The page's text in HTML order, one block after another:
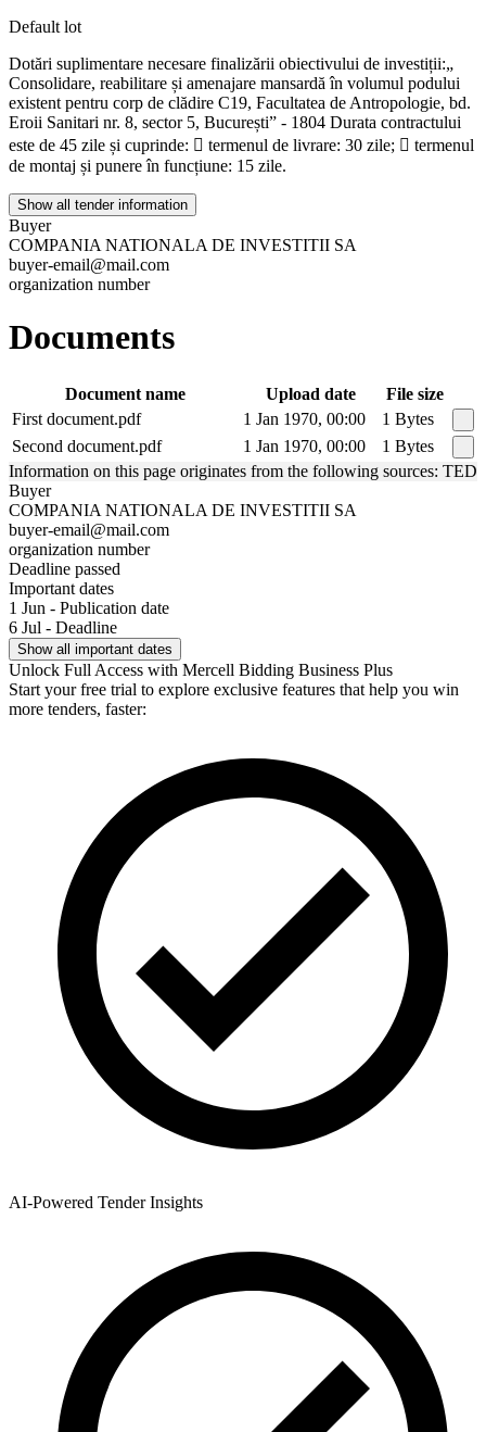
Default lot
Dotări suplimentare necesare finalizării obiectivului de investiții:„
Consolidare, reabilitare și amenajare mansardă în volumul podului
existent pentru corp de clădire C19, Facultatea de Antropologie, bd.
Eroii Sanitari nr. 8, sector 5, București” - 1804 Durata contractului
este de 45 zile și cuprinde:  termenul de livrare: 30 zile;  termenul
de montaj și punere în funcțiune: 15 zile.
Show all tender information
Buyer
COMPANIA NATIONALA DE INVESTITII SA
buyer-email@mail.com
organization number
Documents
Document name Upload date
File size
First document.pdf
1 Jan 1970, 00:00
1 Bytes
Second document.pdf
1 Jan 1970, 00:00
1 Bytes
Information on this page originates from the following sources: TED
Buyer
COMPANIA NATIONALA DE INVESTITII SA
buyer-email@mail.com
organization number
Deadline passed
Important dates
1 Jun - Publication date
6 Jul - Deadline
Show all important dates
Unlock Full Access with Mercell Bidding Business Plus
Start your free trial to explore exclusive features that help you win
more tenders, faster:
AI-Powered Tender Insights